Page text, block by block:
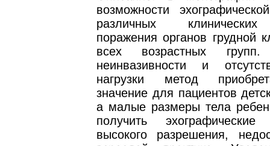
возможности
различных
поражения органов грудной
всех возрастных
неинвазивности и
нагрузки метод
значение для пациентов
а малые размеры тела
получить эхографические
высокого разрешения,